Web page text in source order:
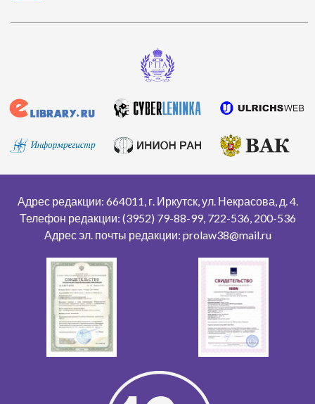
Адрес редакции: 664011, г. Иркутск, ул. Некрасова, д. 4.
Телефон редакции: (3952) 79-88-99, 722-536, 200-536
Адрес эл. почты редакции: prolaw38@mail.ru